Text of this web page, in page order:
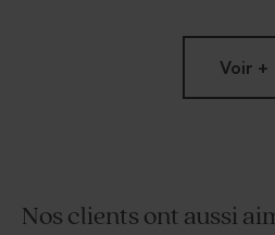
Voir +
Nos clients ont aussi